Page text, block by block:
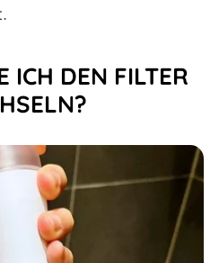
ICH DEN FILTER